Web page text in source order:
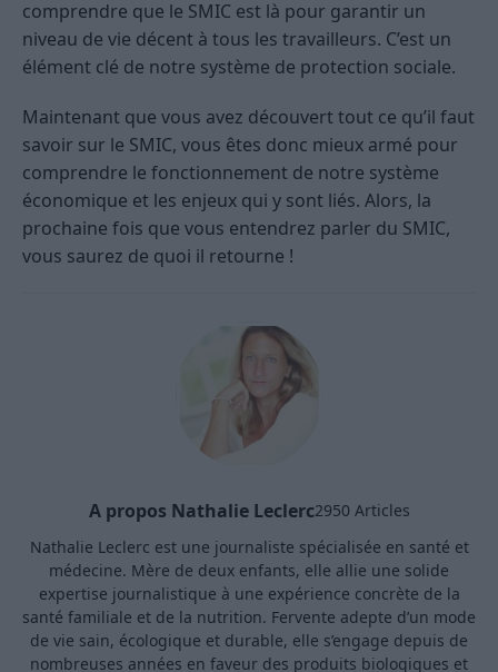
comprendre que le SMIC est là pour garantir un
niveau de vie décent à tous les travailleurs. C’est un
élément clé de notre système de protection sociale.
Maintenant que vous avez découvert tout ce qu’il faut
savoir sur le SMIC, vous êtes donc mieux armé pour
comprendre le fonctionnement de notre système
économique et les enjeux qui y sont liés. Alors, la
prochaine fois que vous entendrez parler du SMIC,
vous saurez de quoi il retourne !
A propos Nathalie Leclerc2950 Articles
Nathalie Leclerc est une journaliste spécialisée en santé et
médecine. Mère de deux enfants, elle allie une solide
expertise journalistique à une expérience concrète de la
santé familiale et de la nutrition. Fervente adepte d’un mode
de vie sain, écologique et durable, elle s’engage depuis de
nombreuses années en faveur des produits biologiques et